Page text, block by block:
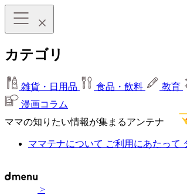
カテゴリ
雑貨・日用品 食品・飲料 教育
漫画コラム
ママの知りたい情報が集まるアンテナ
ママテナについて ご利用にあたって
>